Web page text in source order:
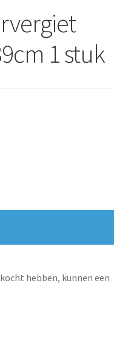
1 stuk
hebben, kunnen een